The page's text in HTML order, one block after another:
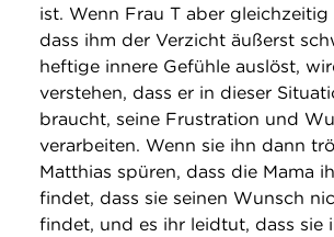
ist. Wenn Frau T aber gleichzeitig
dass ihm der Verzicht äußerst
heftige innere Gefühle auslöst,
verstehen, dass er in dieser
braucht, seine Frustration und
verarbeiten. Wenn sie ihn dann
Matthias spüren, dass die Mama
findet, dass sie seinen Wunsch
findet, und es ihr leidtut, dass sie